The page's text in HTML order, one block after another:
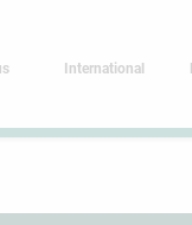
International